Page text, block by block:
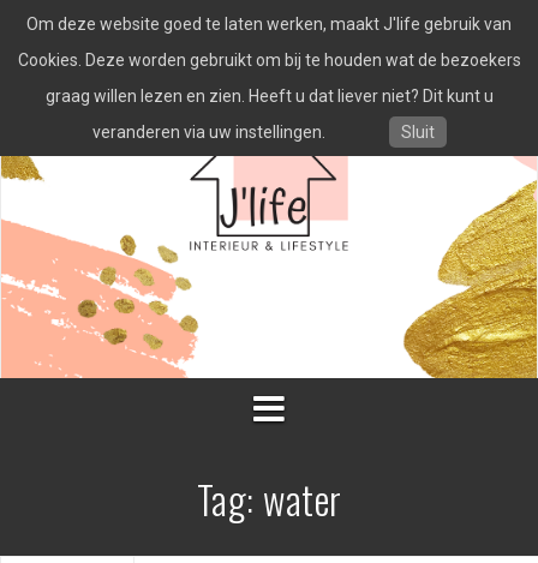
naar
inhoud
Tag: water
Om deze website goed te laten werken, maakt J'life gebruik van
Cookies. Deze worden gebruikt om bij te houden wat de bezoekers
graag willen lezen en zien. Heeft u dat liever niet? Dit kunt u
veranderen via uw instellingen.
Sluit